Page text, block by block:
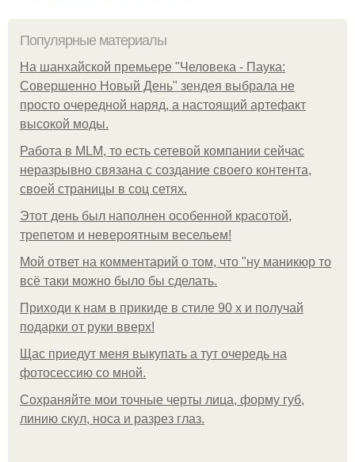
Популярные материалы
На шанхайской премьере "Человека - Паука:
Совершенно Новый День" зендея выбрала не
просто очередной наряд, а настоящий артефакт
высокой моды.
Работа в MLM, то есть сетевой компании сейчас
неразрывно связана с создание своего контента,
своей страницы в соц сетях.
Этот день был наполнен особенной красотой,
трепетом и невероятным весельем!
Мой ответ на комментарий о том, что "ну маникюр то
всё таки можно было бы сделать.
Приходи к нам в прикиде в стиле 90 х и получай
подарки от руки вверх!
Щас приедут меня выкупать а тут очередь на
фотосессию со мной.
Сохраняйте мои точные черты лица, форму губ,
линию скул, носа и разрез глаз.